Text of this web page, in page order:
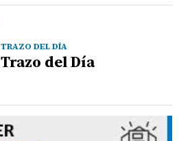
TRAZO DEL DÍA
Trazo del Día